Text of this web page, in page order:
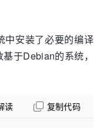
中安装了必要的编译
于Debian的系统，
读 复制代码